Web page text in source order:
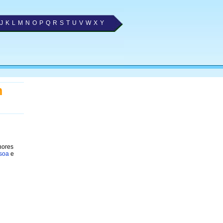
J K L M N O P Q R S T U V W X Y
e